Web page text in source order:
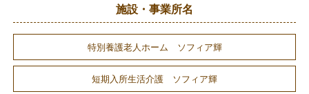
施設・事業所名
特別養護老人ホーム ソフィア輝
短期入所生活介護 ソフィア輝